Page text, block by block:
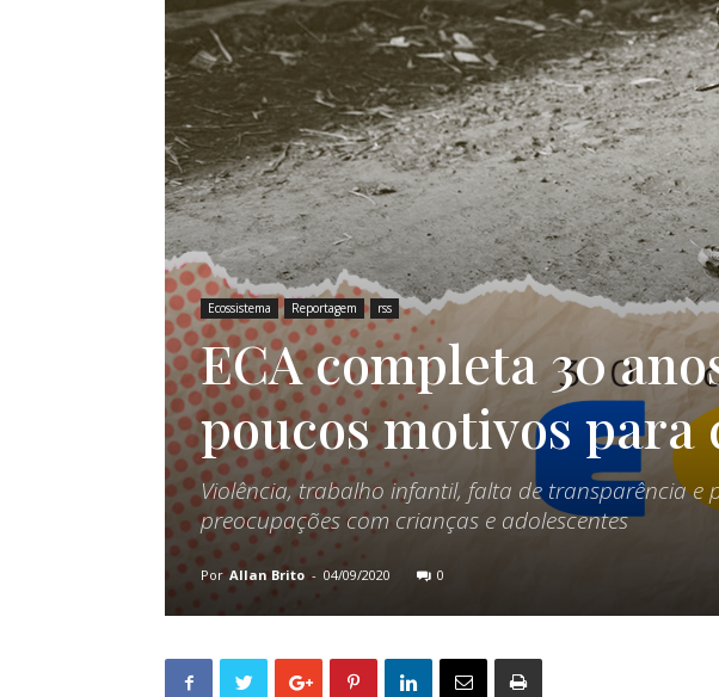
Ecossistema Reportagem rss
ECA completa 30
poucos motivos para
Violência, trabalho infantil, falta de transparência
preocupações com crianças e adolescentes
Por Allan Brito - 04/09/2020 0